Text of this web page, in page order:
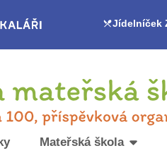
Jídelníček
Mateřská škola